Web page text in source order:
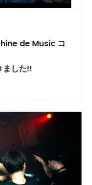
de Music コ
ました!!